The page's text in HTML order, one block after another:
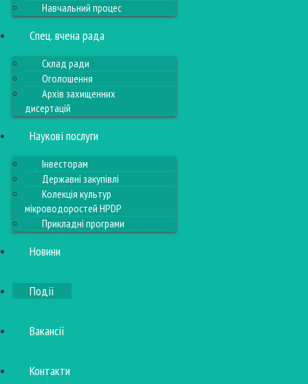
Навчальний процес
Спец. вчена рада
Склад ради
Оголошення
Архів захищенних
дисертацій
Наукові послуги
Інвесторам
Державні закупівлі
Колекція культур
мікроводоростей HPDP
Прикладні програми
Новини
Події
Вакансії
Контакти